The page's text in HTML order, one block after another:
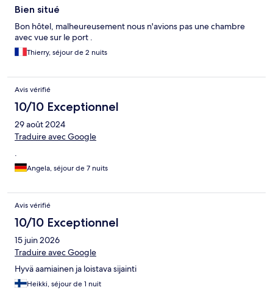
Bien situé
Bon hôtel, malheureusement nous n'avions pas une chambre
avec vue sur le port .
Thierry, séjour de 2 nuits
Avis vérifié
10/10 Exceptionnel
29 août 2024
Traduire avec Google
.
Angela, séjour de 7 nuits
Avis vérifié
10/10 Exceptionnel
15 juin 2026
Traduire avec Google
Hyvä aamiainen ja loistava sijainti
Heikki, séjour de 1 nuit